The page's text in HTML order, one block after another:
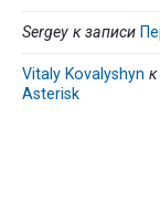
Sergey к записи
Vitaly Kovalyshyn к
Asterisk